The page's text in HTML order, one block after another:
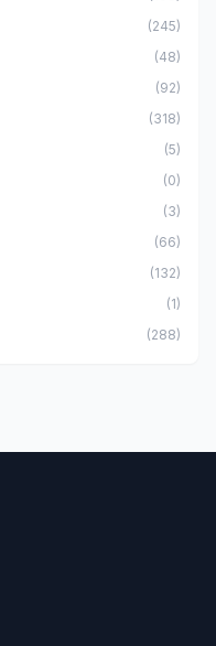
(245)
(48)
(92)
(318)
(5)
(0)
(3)
(66)
(132)
(1)
(288)